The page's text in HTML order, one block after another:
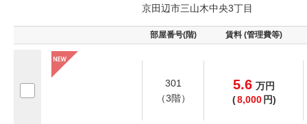
京田辺市三山木中央3丁目
部屋番号(階) 賃料 (管理費等)
301
（3階）
5.6 万円
(8,000 円)